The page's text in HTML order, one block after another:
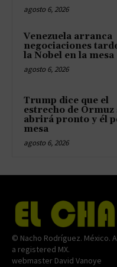
agosto 6, 2026
Venezuela arranca
negociaciones
la Nobel en la mesa
agosto 6, 2026
Trump dice que el
estrecho de Ormuz
abrirá pronto y él
mesa
agosto 6, 2026
© Nacho Rodríguez. México.
a registered MX.
webmaster David Vanoye